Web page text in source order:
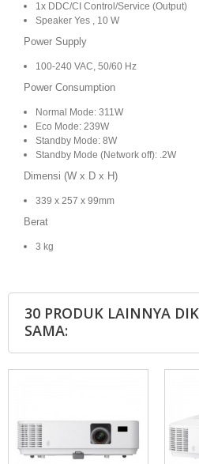
1x DDC/CI Control/Service (Output)
Speaker Yes , 10 W
Power Supply
100-240 VAC, 50/60 Hz
Power Consumption
Normal Mode: 311W
Eco Mode: 239W
Standby Mode: 8W
Standby Mode (Network off): .2W
Dimensi (W x D x H)
339 x 257 x 99mm
Berat
3 kg
30 PRODUK LAINNYA
SAMA: